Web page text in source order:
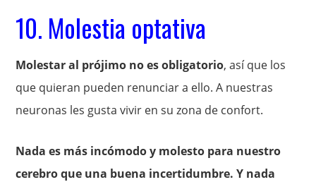
10. Molestia optativa
Molestar al prójimo no es obligatorio, así que los
que quieran pueden renunciar a ello. A nuestras
neuronas les gusta vivir en su zona de confort.
Nada es más incómodo y molesto para nuestro
cerebro que una buena incertidumbre. Y nada